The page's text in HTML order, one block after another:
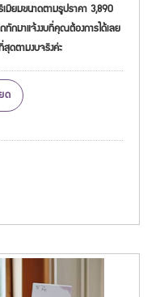
มียมขนาดตามรูปราคา 3,890
กมาแจ้งงบที่คุณต้องการได้เลย
ดตามงบจริงค่ะ
ด